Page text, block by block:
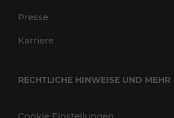
Presse
Karriere
RECHTLICHE HINWEISE UND MEHR